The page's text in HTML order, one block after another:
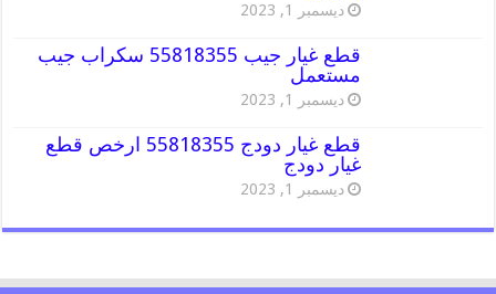
ديسمبر 1, 2023
قطع غيار جيب 55818355 سكراب جيب
مستعمل
ديسمبر 1, 2023
قطع غيار دودج 55818355 ارخص قطع
غيار دودج
ديسمبر 1, 2023